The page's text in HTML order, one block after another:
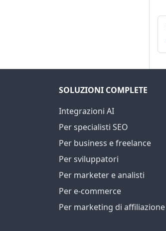
SOLUZIONI COMPLETE
Integrazioni AI
Per specialisti SEO
Per business e freelance
Per sviluppatori
Per marketer e analisti
Per e-commerce
Per marketing di affiliazione